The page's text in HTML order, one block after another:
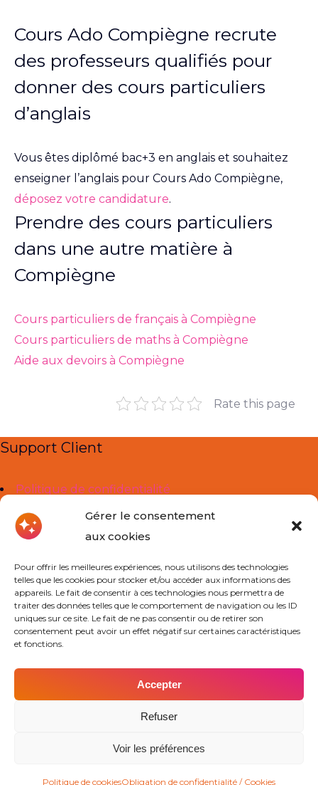
Gérer le consentement
aux cookies
Pour offrir les meilleures expériences, nous utilisons des technologies
telles que les cookies pour stocker et/ou accéder aux informations des
appareils. Le fait de consentir à ces technologies nous permettra de
traiter des données telles que le comportement de navigation ou les ID
uniques sur ce site. Le fait de ne pas consentir ou de retirer son
consentement peut avoir un effet négatif sur certaines caractéristiques
et fonctions.
Accepter
Refuser
Voir les préférences
Politique de cookiesObligation de confidentialité / Cookies
Cours Ado Compiègne recrute
des professeurs qualifiés pour
donner des cours particuliers
d’anglais
Vous êtes diplômé bac+3 en anglais et souhaitez
enseigner l’anglais pour Cours Ado Compiègne,
déposez votre candidature.
Prendre des cours particuliers
dans une autre matière à
Compiègne
Cours particuliers de français à Compiègne
Cours particuliers de maths à Compiègne
Aide aux devoirs à Compiègne
Rate this page
Support Client
Politique de confidentialité
Mentions légales
À propos de nous
Cours Particuliers
Actualités
Contact